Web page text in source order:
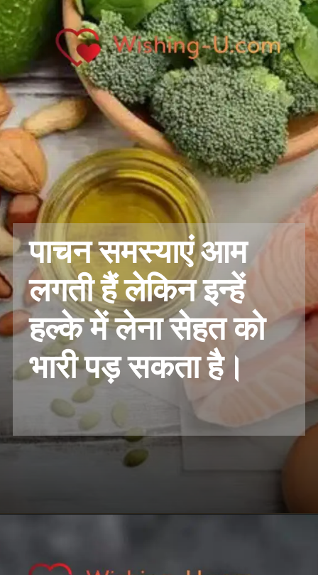
पाचन समस्याएं आम
लगती हैं लेकिन इन्हें
हल्के में लेना सेहत को
भारी पड़ सकता है।